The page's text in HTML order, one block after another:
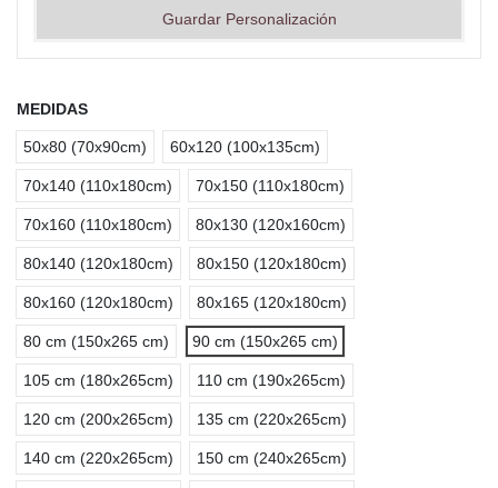
Guardar Personalización
MEDIDAS
50x80 (70x90cm) 60x120 (100x135cm)
70x140 (110x180cm) 70x150 (110x180cm)
70x160 (110x180cm) 80x130 (120x160cm)
80x140 (120x180cm) 80x150 (120x180cm)
80x160 (120x180cm) 80x165 (120x180cm)
80 cm (150x265 cm) 90 cm (150x265 cm)
105 cm (180x265cm) 110 cm (190x265cm)
120 cm (200x265cm) 135 cm (220x265cm)
140 cm (220x265cm) 150 cm (240x265cm)